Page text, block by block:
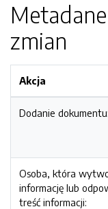
zmian
Akcja
Dodanie dokumentu:
Osoba, która
informację lub
treść informacji: